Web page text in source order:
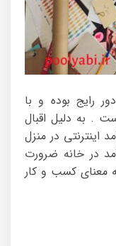
رایج بوده و با
. به دلیل اقبال
در منزل
در خانه ضرورت
معنای کسب و کار